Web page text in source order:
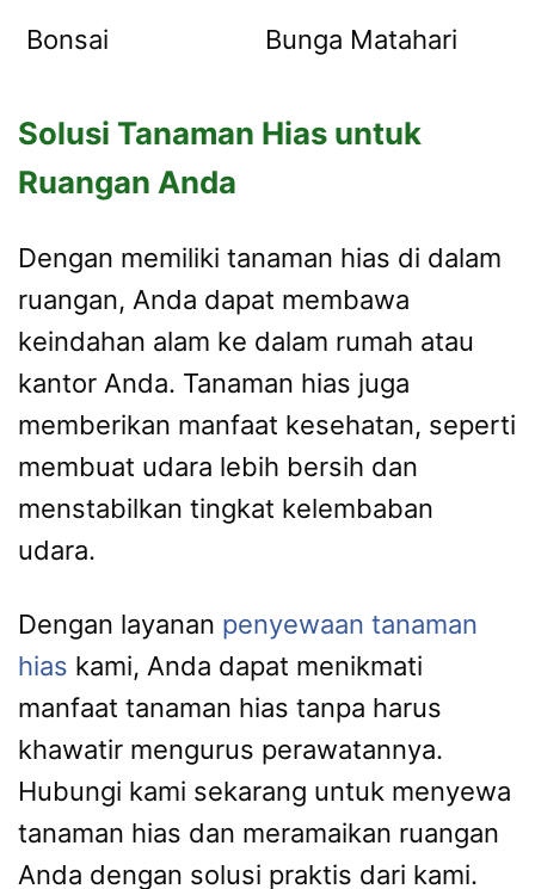
Bonsai
Bunga Matahari
Solusi Tanaman Hias untuk
Ruangan Anda
Dengan memiliki tanaman hias di dalam
ruangan, Anda dapat membawa
keindahan alam ke dalam rumah atau
kantor Anda. Tanaman hias juga
memberikan manfaat kesehatan, seperti
membuat udara lebih bersih dan
menstabilkan tingkat kelembaban
udara.
Dengan layanan penyewaan tanaman
hias kami, Anda dapat menikmati
manfaat tanaman hias tanpa harus
khawatir mengurus perawatannya.
Hubungi kami sekarang untuk menyewa
tanaman hias dan meramaikan ruangan
Anda dengan solusi praktis dari kami.